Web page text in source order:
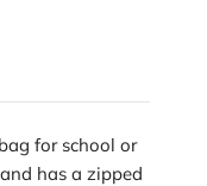
for school or
has a zipped